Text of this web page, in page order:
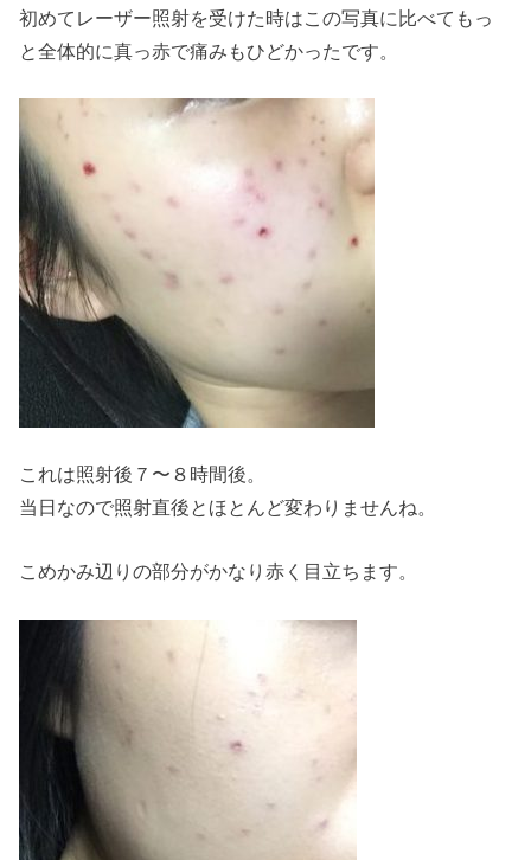
初めてレーザー照射を受けた時はこの写真に比べてもっ
と全体的に真っ赤で痛みもひどかったです。
これは照射後７〜８時間後。
当日なので照射直後とほとんど変わりませんね。
こめかみ辺りの部分がかなり赤く目立ちます。